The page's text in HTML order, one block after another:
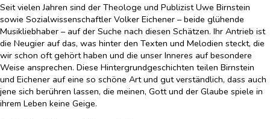
Seit vielen Jahren sind der Theologe und Publizist Uwe Birnstein
sowie Sozialwissenschaftler Volker Eichener – beide glühende
Musikliebhaber – auf der Suche nach diesen Schätzen. Ihr Antrieb ist
die Neugier auf das, was hinter den Texten und Melodien steckt, die
wir schon oft gehört haben und die unser Inneres auf besondere
Weise ansprechen. Diese Hintergrundgeschichten teilen Birnstein
und Eichener auf eine so schöne Art und gut verständlich, dass auch
jene sich berühren lassen, die meinen, Gott und der Glaube spiele in
ihrem Leben keine Geige.